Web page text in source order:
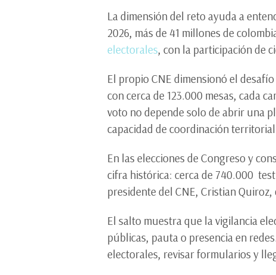
La dimensión del reto ayuda a
2026, más de 41 millones de
electorales, con la participación de
El propio CNE dimensionó el
con cerca de 123.000 mesas, cada
voto no depende solo de abrir una
capacidad de coordinación
En las elecciones de Congreso y
cifra histórica: cerca de 740.000
presidente del CNE, Cristian
El salto muestra que la vigilancia
públicas, pauta o presencia en
electorales, revisar formularios y